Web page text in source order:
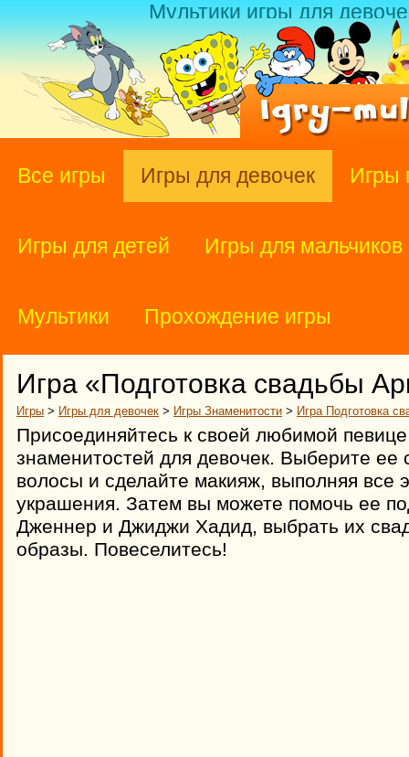
Мультики игры для
Все игры Игры для девочек Игры
Игры для детей Игры для мальчиков
Мультики Прохождение игры
Игра «Подготовка свадьбы
Игры > Игры для девочек > Игры Знаменитости > Игра Подготовка
Присоединяйтесь к своей любимой
знаменитостей для девочек. Выберите ее
волосы и сделайте макияж, выполняя все
украшения. Затем вы можете помочь ее
Дженнер и Джиджи Хадид, выбрать их
образы. Повеселитесь!